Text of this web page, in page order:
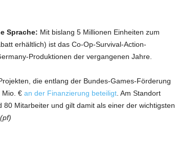
Sprache: Mit bislang 5 Millionen Einheiten zum
erhältlich) ist das Co-Op-Survival-Action-
Produktionen der vergangenen Jahre.
die entlang der Bundes-Games-Förderung
Mio. € an der Finanzierung beteiligt. Am Standort
Mitarbeiter und gilt damit als einer der wichtigsten
(pf)